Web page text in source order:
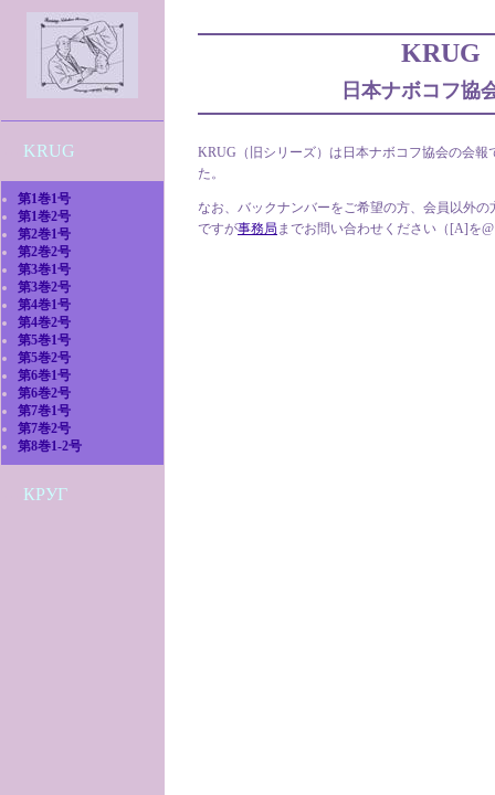
KRUG
第1巻1号
第1巻2号
第2巻1号
第2巻2号
第3巻1号
第3巻2号
第4巻1号
第4巻2号
第5巻1号
第5巻2号
第6巻1号
第6巻2号
第7巻1号
第7巻2号
第8巻1-2号
КРУГ
KRUG
日本ナボコフ協
KRUG（旧シリーズ）は日本ナボコフ協会の会報
た。
なお、バックナンバーをご希望の方、会員以外
ですが事務局 までお問い合わせください（[A]を